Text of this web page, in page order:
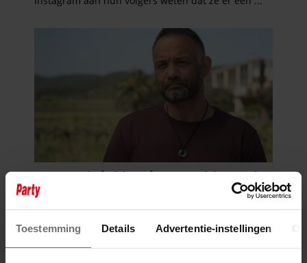
Toestemming Details Advertentie-instellingen